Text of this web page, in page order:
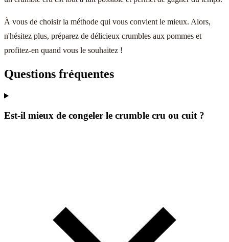
À vous de choisir la méthode qui vous convient le mieux. Alors,
n'hésitez plus, préparez de délicieux crumbles aux pommes et
profitez-en quand vous le souhaitez !
Questions fréquentes
Est-il mieux de congeler le crumble cru ou cuit ?